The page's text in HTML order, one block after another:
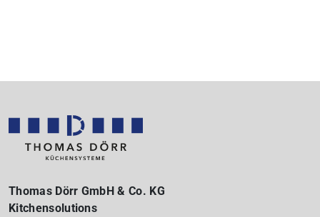
Thomas Dörr GmbH & Co. KG
Kitchensolutions